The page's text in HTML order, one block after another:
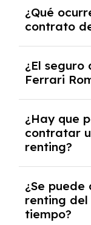
contrato y
30,000 km
puede haber
¿Qué
contrato
coche,
casos,
acordado.
¿El
Ferrari
Roma con el
franquicia
mensuales.
¿Hay que
contratar
renting?
tendrás que
salvo en
debido al
¿Se
renting
tiempo?